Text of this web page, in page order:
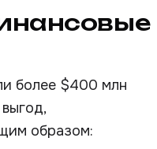
более $400 млн
образом: